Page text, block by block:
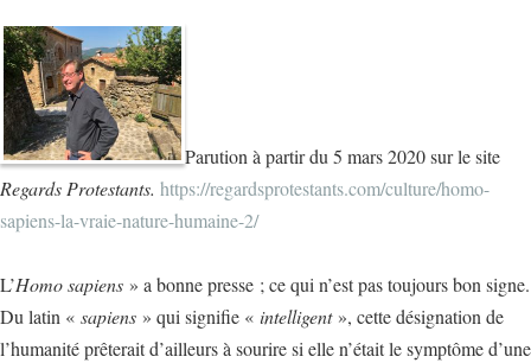
Parution à partir du 5 mars 2020 sur le site
Regards Protestants. https://regardsprotestants.com/culture/homo-
sapiens-la-vraie-nature-humaine-2/
L’Homo sapiens » a bonne presse ; ce qui n’est pas toujours bon signe.
Du latin « sapiens » qui signifie « intelligent», cette désignation de
l’humanité prêterait d’ailleurs à sourire si elle n’était le symptôme d’une